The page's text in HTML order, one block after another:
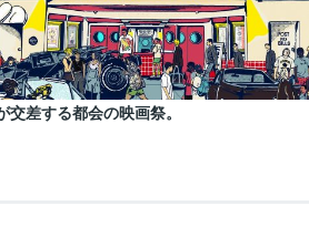
交差する都会の映画祭。